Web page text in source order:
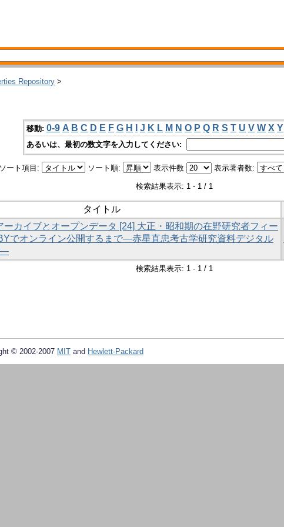
Repository >
移動: 0-9 A B C D E F G H J K L M N O P Q R S T U V W X Y
あるいは、最初の数文字を入力してください:
ソート項目: ソート順: 表示件数 表示著者数:
検索結果表示: 1 - 1 / 1
タイトル
ーカイブとオープンデータ [24] 大正・昭和期の在野研究者フィー
でオンライン公開するまで―赤星直忠考古学研究資料デジタル
―
検索結果表示: 1 - 1 / 1
© 2002-2007 MIT and Hewlett-Packard